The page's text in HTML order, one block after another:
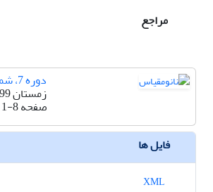
مراجع
دوره 7، شماره 4
زمستان 1399
صفحه1-8
فایل ها